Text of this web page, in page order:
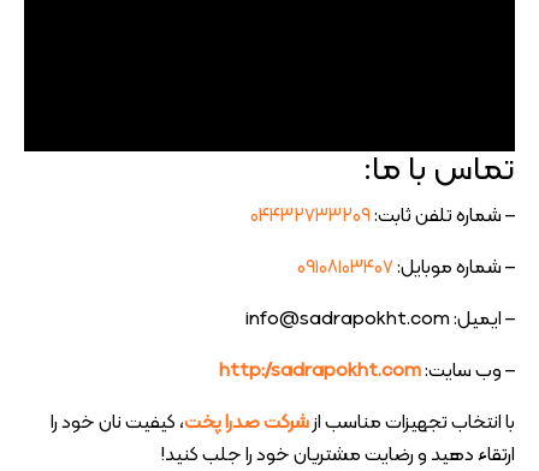
تماس با ما:
– شماره تلفن ثابت:۰۴۴۳۲۷۳۳۲۰۹
– شماره موبایل:۰۹۱۰۸۱۰۳۴۰۷
– ایمیل: info@sadrapokht.com
– وب سایت:http://sadrapokht.com
با انتخاب تجهیزات مناسب ازشرکت صدرا پخت، کیفیت نان خود را
ارتقاء دهید و رضایت مشتریان خود را جلب کنید!